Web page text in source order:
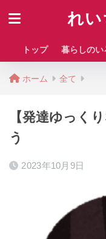
れ
トップ 暮らしのい
ホーム 全て
【発達ゆっく
う
2023年10月9日